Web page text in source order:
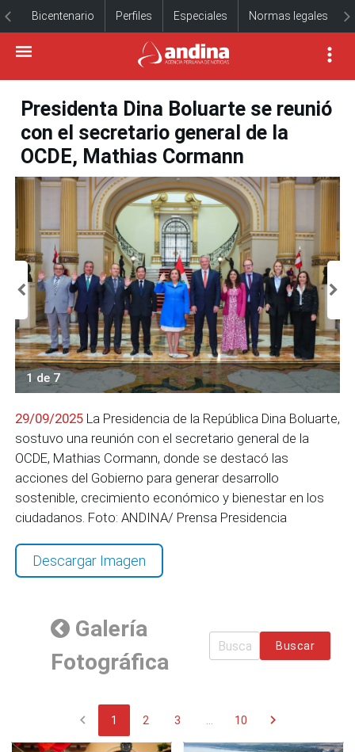
Bicentenario Perfiles Especiales Normas legales
Presidenta Dina Boluarte se reunió
con el secretario general de la
OCDE, Mathias Cormann
1 de 7
29/09/2025 La Presidencia de la República Dina Boluarte,
sostuvo una reunión con el secretario general de la
OCDE, Mathias Cormann, donde se destacó las
acciones del Gobierno para generar desarrollo
sostenible, crecimiento económico y bienestar en los
ciudadanos. Foto: ANDINA/ Prensa Presidencia
Descargar Imagen
Galería
Fotográfica
Buscar
chevron_left 1 2 3 ... 10 chevron_right